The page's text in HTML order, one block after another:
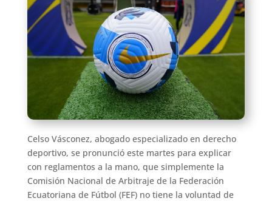
Celso Vásconez, abogado especializado en derecho
deportivo, se pronunció este martes para explicar
con reglamentos a la mano, que simplemente la
Comisión Nacional de Arbitraje de la Federación
Ecuatoriana de Fútbol (FEF) no tiene la voluntad de